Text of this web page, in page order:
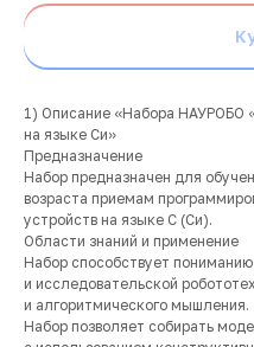
1) Описание «Набора НАУРОБО
на языке Си»
Предназначение
Набор предназначен для
возраста приемам
устройств на языке С (Си).
Области знаний и применение
Набор способствует
и исследовательской
и алгоритмического мышления.
Набор позволяет собирать